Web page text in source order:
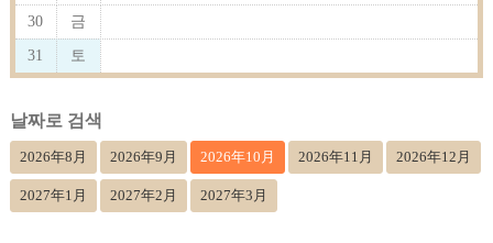
30 금
31 토
날짜로 검색
2026年8月 2026年9月 2026年10月 2026年11月 2026年12月
2027年1月 2027年2月 2027年3月